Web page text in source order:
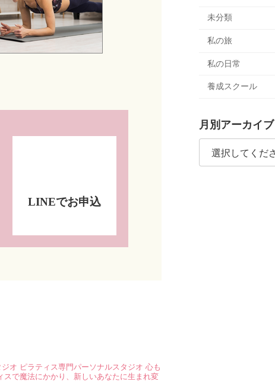
LINEでお申込
オ ピラティス専門パーソナルスタジオ 心も
スで魔法にかかり、新しいあなたに生まれ変
未分類
私の旅
私の日常
養成スクール
月別アーカイブ